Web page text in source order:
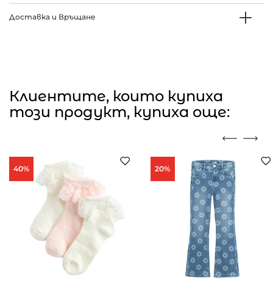
Доставка и Връщане
Клиентите, които купиха
този продукт, купиха още:
40% 20%